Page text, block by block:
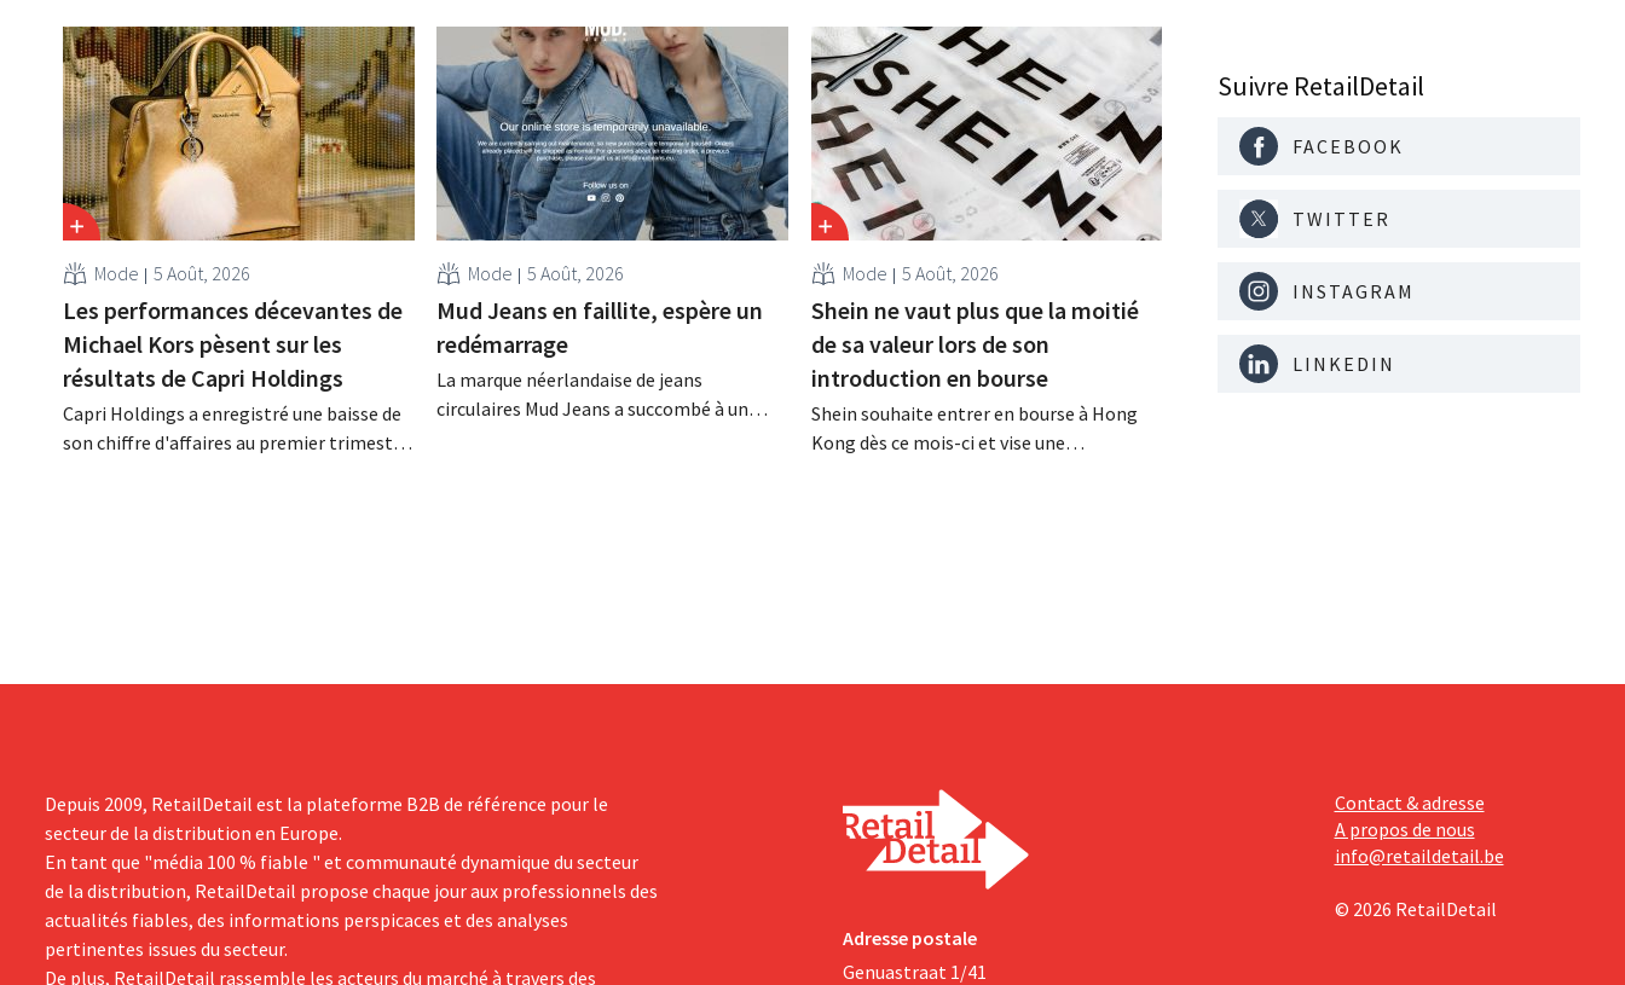
Mode 5 Août, 2026
Les performances décevantes de
Michael Kors pèsent sur les
résultats de Capri Holdings
Capri Holdings a enregistré une baisse de
son chiffre d'affaires au premier trimestre
Mode 5 Août, 2026
Mud Jeans en faillite, espère un
redémarrage
La marque néerlandaise de jeans
circulaires Mud Jeans a succombé à un
Mode 5 Août, 2026
Shein ne vaut plus que la moitié
de sa valeur lors de son
introduction en bourse
Shein souhaite entrer en bourse à Hong
Kong dès ce mois-ci et vise une
Suivre RetailDetail
FACEBOOK
TWITTER
INSTAGRAM
LINKEDIN
Depuis 2009, RetailDetail est la plateforme B2B de référence pour le
secteur de la distribution en Europe.
En tant que "média 100 % fiable " et communauté dynamique du secteur
de la distribution, RetailDetail propose chaque jour aux professionnels des
actualités fiables, des informations perspicaces et des analyses
pertinentes issues du secteur.
De plus, RetailDetail rassemble les acteurs du marché à travers des
Adresse postale
Genuastraat 1/41
Contact & adresse
A propos de nous
info@retaildetail.be
© 2026 RetailDetail